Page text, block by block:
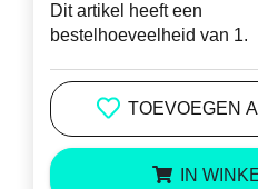
Dit artikel heeft een
bestelhoeveelheid van 1.
TOEVOEGEN
IN